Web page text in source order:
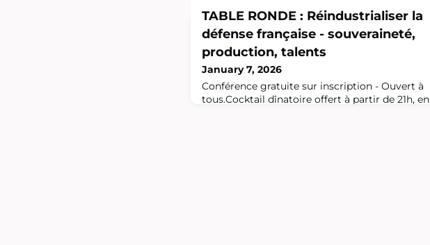
TABLE RONDE : Réindustrialiser la
défense française - souveraineté,
production, talents
January 7, 2026
Conférence gratuite sur inscription - Ouvert à
tous.Cocktail dînatoire offert à partir de 21h, en